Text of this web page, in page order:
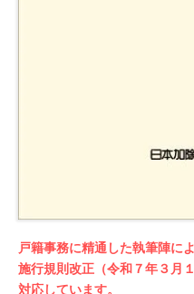
戸籍事務に精通した執筆陣に
施行規則改正（令和７年３月
対応しています。